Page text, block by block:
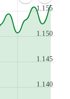
1.140
1.145
1.150
1.155